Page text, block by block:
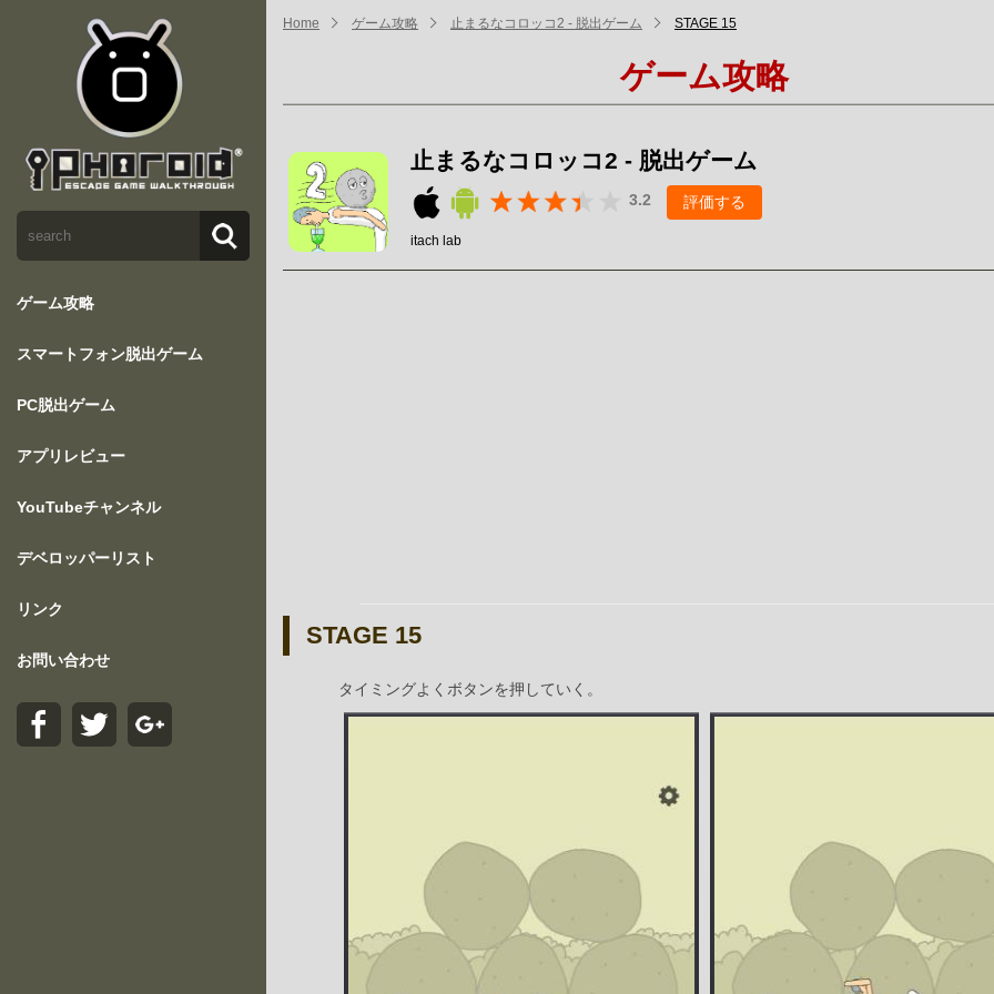
ゲーム攻略
スマートフォン脱出ゲーム
PC脱出ゲーム
アプリレビュー
YouTubeチャンネル
デベロッパーリスト
リンク
お問い合わせ
Home ゲーム攻略 止まるなコロッコ2 - 脱出ゲーム STAGE 15
ゲーム攻略
止まるなコロッコ2 - 脱出ゲーム
3.2 評価する
itach lab
STAGE 15
タイミングよくボタンを押していく。